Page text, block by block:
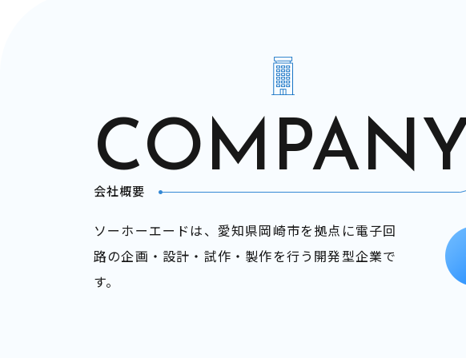
COMPANY
会社概要
ソーホーエードは、愛知県岡崎市を拠点に電子回
路の企画・設計・試作・製作を行う開発型企業で
す。